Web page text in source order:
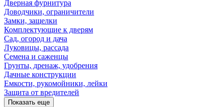
Дверная фурнитура
Доводчики, ограничители
Замки, защелки
Комплектующие к дверям
Сад, огород и дача
Луковицы, рассада
Семена и саженцы
Грунты, дренаж, удобрения
Дачные конструкции
Емкости, рукомойники, лейки
Защита от вредителей
Показать еще